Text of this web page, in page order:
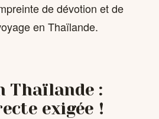
de dévotion et de
en Thaïlande.
Thaïlande :
exigée !